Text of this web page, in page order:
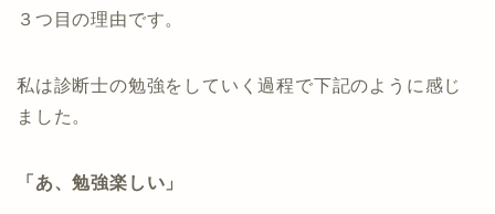
３つ目の理由です。
私は診断士の勉強をしていく過程で下記のように感じ
ました。
「あ、勉強楽しい」